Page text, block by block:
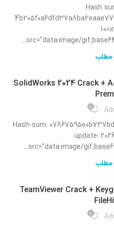
🧩 Hash
src="data:image/
مطلب
SolidWorks 2024 Crack +
0
🔍 Hash-sum:
update:
src="data:image/
مطلب
TeamViewer Crack +
0